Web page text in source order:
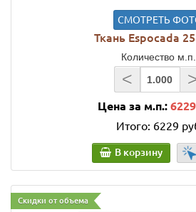
СМОТРЕТЬ
Ткань Espocada
Количество
<
Цена за м.п.:
Итого: 6229
В корзину
Скидки от объема